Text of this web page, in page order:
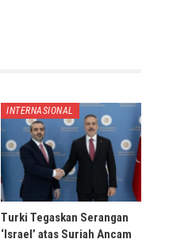
INTERNASIONAL
Turki Tegaskan Serangan
‘Israel’ atas Suriah Ancam